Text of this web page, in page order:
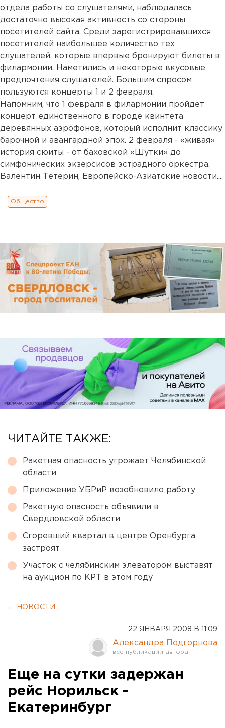
отдела работы со слушателями, наблюдалась
достаточно высокая активность со стороны
посетителей сайта. Среди зарегистрировавшихся
посетителей наибольшее количество тех
слушателей, которые впервые бронируют билеты в
филармонии. Наметились и некоторые вкусовые
предпочтения слушателей. Большим спросом
пользуются концерты 1 и 2 февраля.
Напомним, что 1 февраля в филармонии пройдет
концерт единственного в городе квинтета
деревянных аэрофонов, который исполнит классику
барочной и авангардной эпох. 2 февраля - «живая»
история сюиты - от баховской «Шутки» до
симфонических экзерсисов эстрадного оркестра.
Валентин Тетерин, Европейско-Азиатские новости....
Общество
ЧИТАЙТЕ ТАКЖЕ:
Ракетная опасность угрожает Челябинской
области
Приложение УБРиР возобновило работу
Ракетную опасность объявили в
Свердловской области
Сгоревший квартал в центре Оренбурга
застроят
Участок с челябинским элеватором выставят
на аукцион по КРТ в этом году
← НОВОСТИ
22 ЯНВАРЯ 2008 В 11:09
Александра Подгорнова
Еще на сутки задержан
рейс Норильск -
Екатеринбург